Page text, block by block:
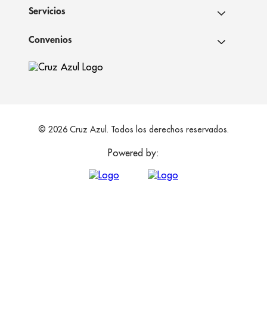
Servicios
Convenios
© 2026 Cruz Azul. Todos los derechos reservados.
Powered by: